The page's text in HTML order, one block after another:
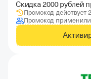
Скидка 2000 рублей
Промокод действует
Промокод применили